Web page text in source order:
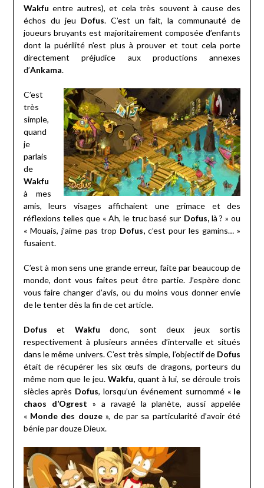
Wakfu entre autres), et cela très souvent à cause des
échos du jeu Dofus. C’est un fait, la communauté de
joueurs bruyants est majoritairement composée d’enfants
dont la puérilité n’est plus à prouver et tout cela porte
directement préjudice aux productions annexes
d’Ankama.
C’est
très
simple,
quand
je
parlais
de
Wakfu
à mes
amis, leurs visages affichaient une grimace et des
réflexions telles que « Ah, le truc basé sur Dofus, là ? » ou
« Mouais, j’aime pas trop Dofus, c’est pour les gamins… »
fusaient.
C’est à mon sens une grande erreur, faite par beaucoup de
monde, dont vous faites peut être partie. J’espère donc
vous faire changer d’avis, ou du moins vous donner envie
de le tenter dès la fin de cet article.
Dofus et Wakfu donc, sont deux jeux sortis
respectivement à plusieurs années d’intervalle et situés
dans le même univers. C’est très simple, l’objectif de Dofus
était de récupérer les six œufs de dragons, porteurs du
même nom que le jeu.Wakfu, quant à lui, se déroule trois
siècles après Dofus, lorsqu’un événement surnommé « le
chaos d’Ogrest » a ravagé la planète, aussi appelée
« Monde des douze», de par sa particularité d’avoir été
bénie par douze Dieux.